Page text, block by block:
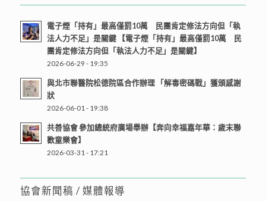
電子煙「持有」最高僅罰10萬 民團肯定修法方向但「執
法人力不足」是關鍵 【電子煙「持有」最高僅罰10萬 民
團肯定修法方向但「執法人力不足」是關鍵】
2026-06-29 - 19:35
與北市聯醫院松德院區合作辦理 「解毒密碼戰」獲頒感謝
狀
2026-06-01 - 19:38
共善協會 參加總統府廣場舉辦【奔向幸福嘉年華：歲末聯
歡童樂會】
2026-03-31 - 17:21
協會新聞稿 / 媒體報導